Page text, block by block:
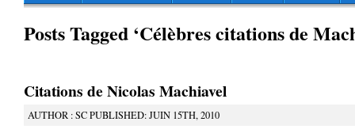
Posts Tagged ‘Célèbres citations de
Citations de Nicolas Machiavel
AUTHOR : SC PUBLISHED: JUIN 15TH, 2010